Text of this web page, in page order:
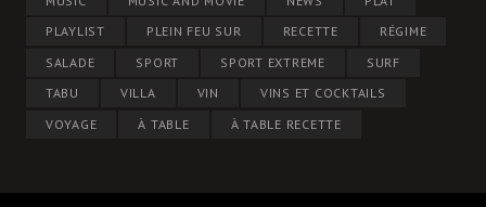
PLAYLIST
PLEIN FEU SUR RECETTE
RÉGIME
SALADE
SPORT SPORT EXTREME
SURF
TABU
VILLA VIN
VINS ET COCKTAILS
VOYAGE
À TABLE À TABLE RECETTE